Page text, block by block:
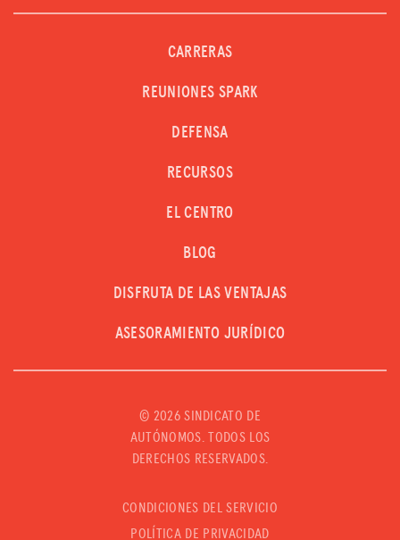
CARRERAS
REUNIONES SPARK
DEFENSA
RECURSOS
EL CENTRO
BLOG
DISFRUTA DE LAS VENTAJAS
ASESORAMIENTO JURÍDICO
© 2026 SINDICATO DE
AUTÓNOMOS. TODOS LOS
DERECHOS RESERVADOS.
CONDICIONES DEL SERVICIO
POLÍTICA DE PRIVACIDAD